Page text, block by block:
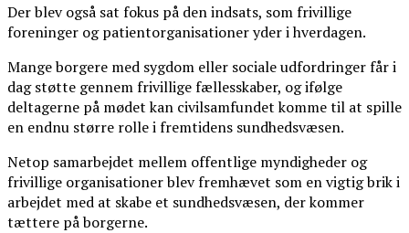
Der blev også sat fokus på den indsats, som frivillige
foreninger og patientorganisationer yder i hverdagen.
Mange borgere med sygdom eller sociale udfordringer får i
dag støtte gennem frivillige fællesskaber, og ifølge
deltagerne på mødet kan civilsamfundet komme til at spille
en endnu større rolle i fremtidens sundhedsvæsen.
Netop samarbejdet mellem offentlige myndigheder og
frivillige organisationer blev fremhævet som en vigtig brik i
arbejdet med at skabe et sundhedsvæsen, der kommer
tættere på borgerne.